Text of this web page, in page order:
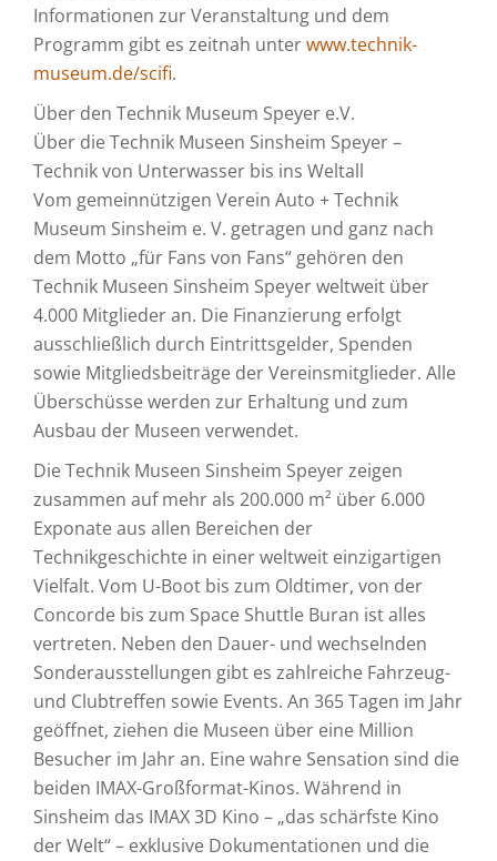
Informationen zur Veranstaltung und dem
Programm gibt es zeitnah unterwww.technik-
museum.de/scifi.
Über den Technik Museum Speyer e.V.
Über die Technik Museen Sinsheim Speyer –
Technik von Unterwasser bis ins Weltall
Vom gemeinnützigen Verein Auto + Technik
Museum Sinsheim e. V. getragen und ganz nach
dem Motto „für Fans von Fans“ gehören den
Technik Museen Sinsheim Speyer weltweit über
4.000 Mitglieder an. Die Finanzierung erfolgt
ausschließlich durch Eintrittsgelder, Spenden
sowie Mitgliedsbeiträge der Vereinsmitglieder. Alle
Überschüsse werden zur Erhaltung und zum
Ausbau der Museen verwendet.
Die Technik Museen Sinsheim Speyer zeigen
zusammen auf mehr als 200.000 m² über 6.000
Exponate aus allen Bereichen der
Technikgeschichte in einer weltweit einzigartigen
Vielfalt. Vom U-Boot bis zum Oldtimer, von der
Concorde bis zum Space Shuttle Buran ist alles
vertreten. Neben den Dauer- und wechselnden
Sonderausstellungen gibt es zahlreiche Fahrzeug-
und Clubtreffen sowie Events. An 365 Tagen im Jahr
geöffnet, ziehen die Museen über eine Million
Besucher im Jahr an. Eine wahre Sensation sind die
beiden IMAX-Großformat-Kinos. Während in
Sinsheim das IMAX 3D Kino – „das schärfste Kino
der Welt“ – exklusive Dokumentationen und die